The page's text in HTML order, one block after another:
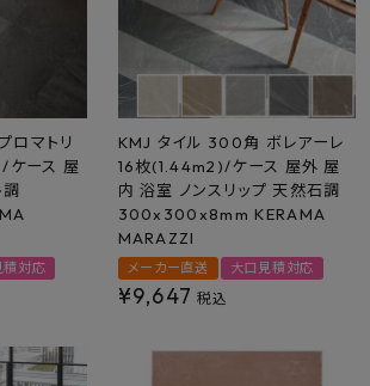
ロマトリ
/ケース 屋
積対応
KMJ タイル 300角 ボレアーレ
16枚(1.44m2)/ケース 屋外 屋
内 浴室 ノンスリップ 天然石調
300x300x8mm KERAMA
MARAZZI
メーカー直送 大口見積対応
¥9,647 税込